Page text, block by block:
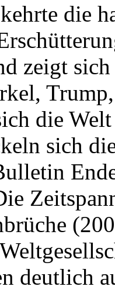
die
zeigt
die
sich
deutlich